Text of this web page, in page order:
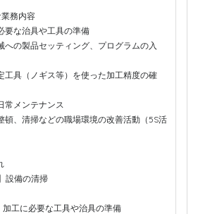
務内容
要な治具や工具の準備
への製品セッティング、プログラムの入
工具（ノギス等）を使った加工精度の確
常メンテナンス
頓、清掃などの職場環境の改善活動（5S活
設備の清掃
加工に必要な工具や治具の準備